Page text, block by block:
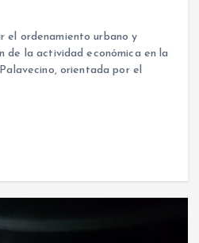
el ordenamiento urbano y
de la actividad económica en la
orientada por el